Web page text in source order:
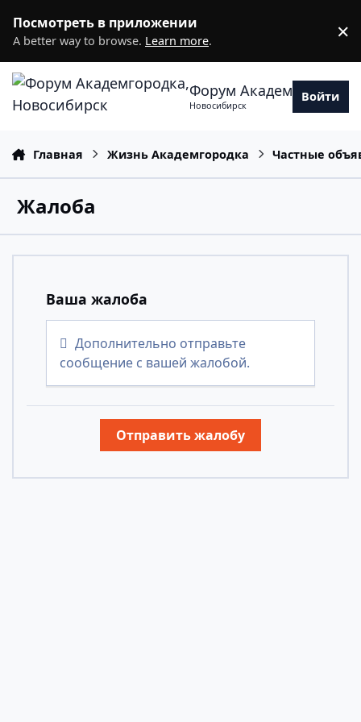
Посмотреть в приложении
A better way to browse. Learn more. ×
Форум Академгородка
Новосибирск
Войти
Главная Жизнь Академгородка Частные
Жалоба
Ваша жалоба
Дополнительно отправьте
сообщение с вашей жалобой.
Отправить жалобу